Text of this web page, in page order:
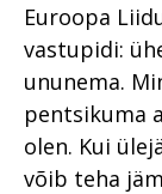
Euroopa
vastupidi:
ununema.
pentsikuma
olen. Kui
võib teha